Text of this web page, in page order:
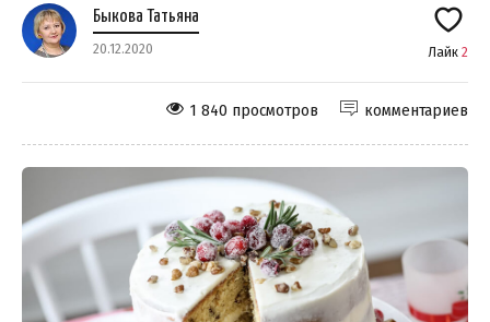
Быкова Татьяна
20.12.2020 Лайк 2
комментариев
1 840 просмотров